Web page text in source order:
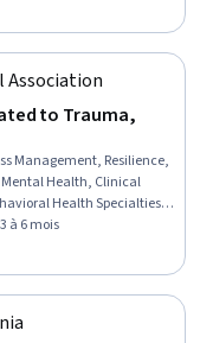
Strategies,
Magnetic
Human Development,
Association
to Trauma,
Management, Resilience,
Health, Clinical
Health Specialties,
Therapies, Psychology,
Cognitive Behavioral
Patient Evaluation,
à 6 mois